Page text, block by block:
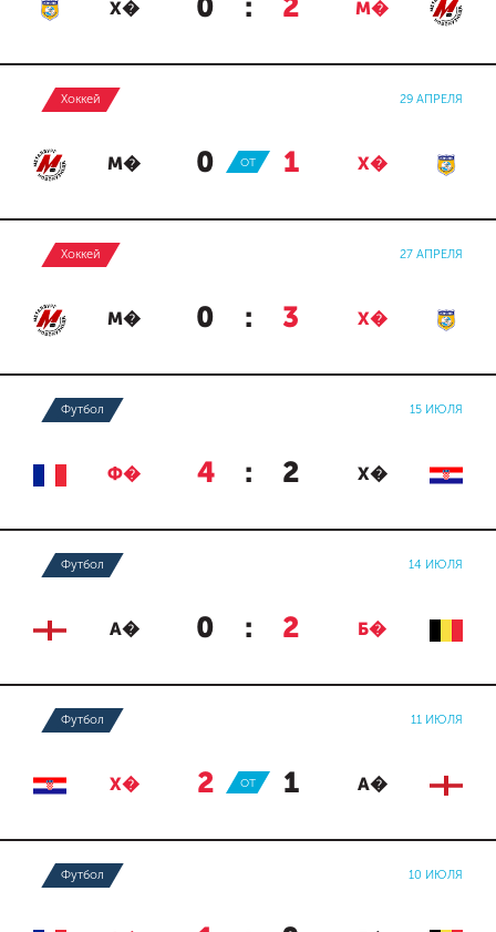
Х� 0 : 2 М�
Хоккей 29 АПРЕЛЯ
М� 0 : 1 Х�
ОТ
Хоккей 27 АПРЕЛЯ
М� 0 : 3 Х�
Футбол 15 ИЮЛЯ
Ф� 4 : 2 Х�
Футбол 14 ИЮЛЯ
А� 0 : 2 Б�
Футбол 11 ИЮЛЯ
Х� 2 : 1 А�
ОТ
Футбол 10 ИЮЛЯ